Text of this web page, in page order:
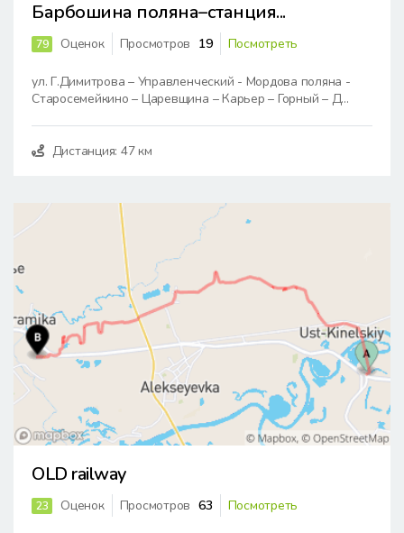
Барбошина поляна–станция...
79 Оценок Просмотров 19 Посмотреть
ул. Г.Димитрова – Управленческий - Мордова поляна -
Старосемейкино – Царевщина – Карьер – Горный – Д...
Дистанция: 47 км
OLD railway
23 Оценок Просмотров 63 Посмотреть